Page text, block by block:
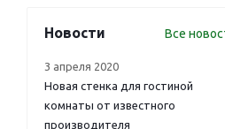
Новости Все
3 апреля 2020
Новая стенка для гостиной
комнаты от известного
производителя